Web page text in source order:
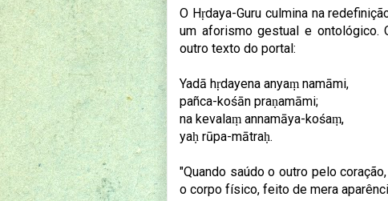
O Hṛdaya-Guru culmina na
um aforismo gestual e ontológico.
outro texto do portal:
Yadā hṛdayena anyaṃ namāmi,
pañca-kośān praṇamāmi;
na kevalaṃ annamāya-kośaṃ,
yaḥ rūpa-mātraḥ.
"Quando saúdo o outro pelo
o corpo físico, feito de mera